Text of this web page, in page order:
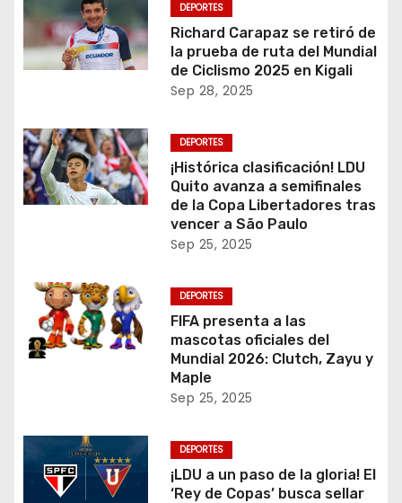
DEPORTES
Richard Carapaz se retiró de
la prueba de ruta del Mundial
de Ciclismo 2025 en Kigali
Sep 28, 2025
DEPORTES
¡Histórica clasificación! LDU
Quito avanza a semifinales
de la Copa Libertadores tras
vencer a São Paulo
Sep 25, 2025
DEPORTES
FIFA presenta a las
mascotas oficiales del
Mundial 2026: Clutch, Zayu y
Maple
Sep 25, 2025
DEPORTES
¡LDU a un paso de la gloria! El
‘Rey de Copas’ busca sellar